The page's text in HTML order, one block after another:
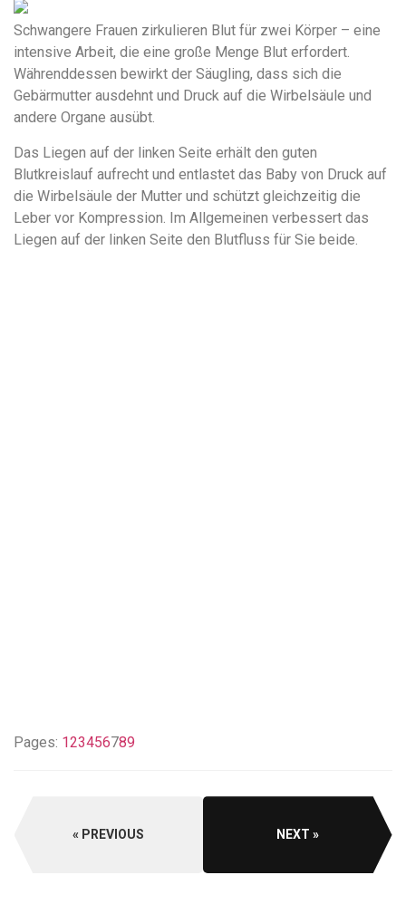
Schwangere Frauen zirkulieren Blut für zwei Körper – eine
intensive Arbeit, die eine große Menge Blut erfordert.
Währenddessen bewirkt der Säugling, dass sich die
Gebärmutter ausdehnt und Druck auf die Wirbelsäule und
andere Organe ausübt.
Das Liegen auf der linken Seite erhält den guten
Blutkreislauf aufrecht und entlastet das Baby von Druck auf
die Wirbelsäule der Mutter und schützt gleichzeitig die
Leber vor Kompression. Im Allgemeinen verbessert das
Liegen auf der linken Seite den Blutfluss für Sie beide.
Pages: 123456789
PREVIOUS NEXT